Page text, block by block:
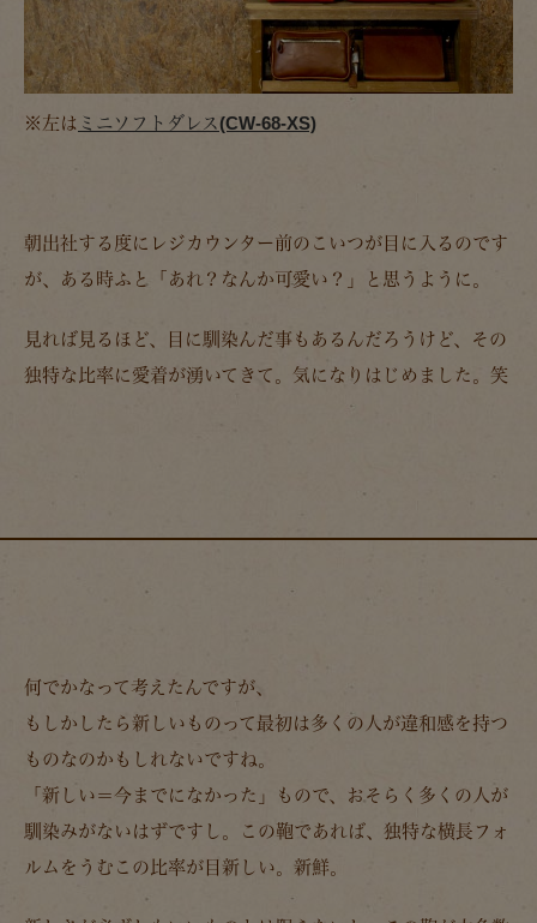
※左は ミニソフトダレス(CW-68-XS)
朝出社する度にレジカウンター前のこいつが目に入るのです
が、ある時ふと「あれ？なんか可愛い？」と思うように。
見れば見るほど、目に馴染んだ事もあるんだろうけど、その
独特な比率に愛着が湧いてきて。気になりはじめました。笑
何でかなって考えたんですが、
もしかしたら新しいものって最初は多くの人が違和感を持つ
ものなのかもしれないですね。
「新しい＝今までになかった」もので、おそらく多くの人が
馴染みがないはずですし。この鞄であれば、独特な横長フォ
ルムをうむこの比率が目新しい。新鮮。